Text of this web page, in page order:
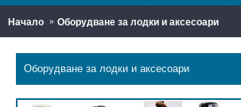
Начало Оборудване за лодки и аксесоари
Оборудване за лодки и аксесоари